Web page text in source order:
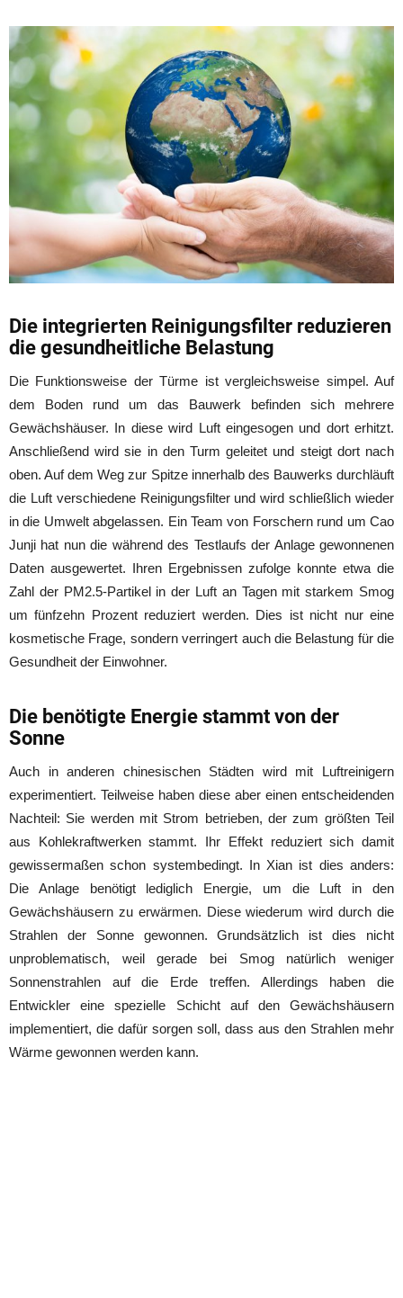
Die integrierten Reinigungsfilter reduzieren
die gesundheitliche Belastung
Die Funktionsweise der Türme ist vergleichsweise simpel. Auf
dem Boden rund um das Bauwerk befinden sich mehrere
Gewächshäuser. In diese wird Luft eingesogen und dort erhitzt.
Anschließend wird sie in den Turm geleitet und steigt dort nach
oben. Auf dem Weg zur Spitze innerhalb des Bauwerks durchläuft
die Luft verschiedene Reinigungsfilter und wird schließlich wieder
in die Umwelt abgelassen. Ein Team von Forschern rund um Cao
Junji hat nun die während des Testlaufs der Anlage gewonnenen
Daten ausgewertet. Ihren Ergebnissen zufolge konnte etwa die
Zahl der PM2.5-Partikel in der Luft an Tagen mit starkem Smog
um fünfzehn Prozent reduziert werden. Dies ist nicht nur eine
kosmetische Frage, sondern verringert auch die Belastung für die
Gesundheit der Einwohner.
Die benötigte Energie stammt von der
Sonne
Auch in anderen chinesischen Städten wird mit Luftreinigern
experimentiert. Teilweise haben diese aber einen entscheidenden
Nachteil: Sie werden mit Strom betrieben, der zum größten Teil
aus Kohlekraftwerken stammt. Ihr Effekt reduziert sich damit
gewissermaßen schon systembedingt. In Xian ist dies anders:
Die Anlage benötigt lediglich Energie, um die Luft in den
Gewächshäusern zu erwärmen. Diese wiederum wird durch die
Strahlen der Sonne gewonnen. Grundsätzlich ist dies nicht
unproblematisch, weil gerade bei Smog natürlich weniger
Sonnenstrahlen auf die Erde treffen. Allerdings haben die
Entwickler eine spezielle Schicht auf den Gewächshäusern
implementiert, die dafür sorgen soll, dass aus den Strahlen mehr
Wärme gewonnen werden kann.